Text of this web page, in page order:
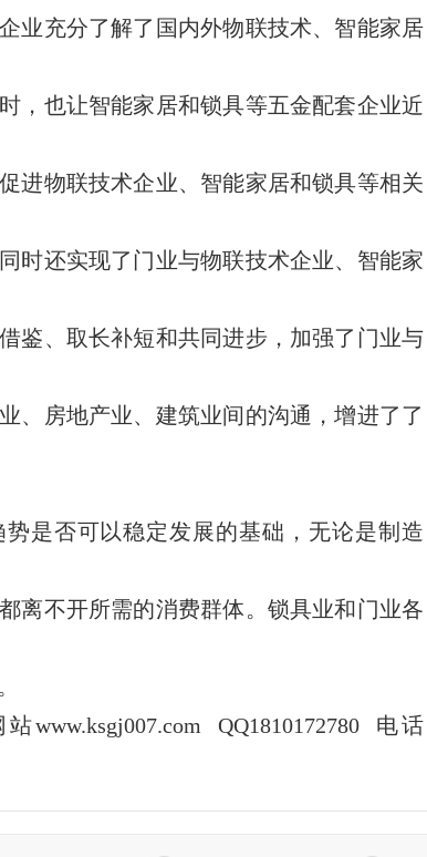
业充分了解了国内外物联技术、智能家居
，也让智能家居和锁具等五金配套企业近
进物联技术企业、智能家居和锁具等相关
时还实现了门业与物联技术企业、智能家
鉴、取长补短和共同进步，加强了门业与
、房地产业、建筑业间的沟通，增进了了
是否可以稳定发展的基础，无论是制造
离不开所需的消费群体。锁具业和门业各
站www.ksgj007.com QQ1810172780 电话